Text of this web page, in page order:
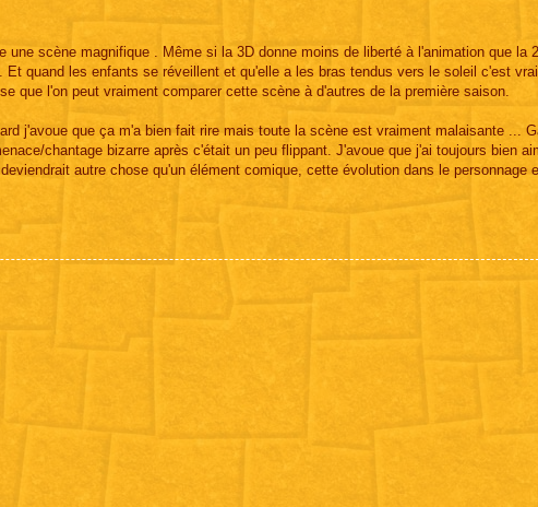
une scène magnifique . Même si la 3D donne moins de liberté à l'animation que la
quand les enfants se réveillent et qu'elle a les bras tendus vers le soleil c'est
que l'on peut vraiment comparer cette scène à d'autres de la première saison.
j'avoue que ça m'a bien fait rire mais toute la scène est vraiment malaisante ...
chantage bizarre après c'était un peu flippant. J'avoue que j'ai toujours bien
autre chose qu'un élément comique, cette évolution dans le personnage